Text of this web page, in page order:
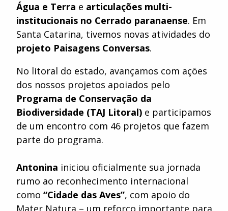
Água e Terra e articulações multi-
institucionais no Cerrado paranaense. Em
Santa Catarina, tivemos novas atividades do
projeto Paisagens Conversas.
No litoral do estado, avançamos com ações
dos nossos projetos apoiados pelo
Programa de Conservação da
Biodiversidade (TAJ Litoral)e participamos
de um encontro com 46 projetos que fazem
parte do programa.
Antonina iniciou oficialmente sua jornada
rumo ao reconhecimento internacional
como “Cidade das Aves”, com apoio do
Mater Natura – um reforço importante para